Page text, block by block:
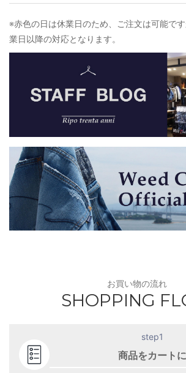
※赤色の日は休業日のため、ご注文は可能で
業日以降の対応となります。
お買い物の流れ
SHOPPING
step1
商品をカートに